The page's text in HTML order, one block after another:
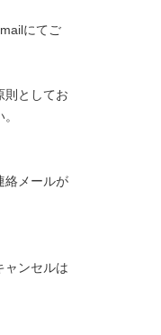
にてご
則としてお
絡メールが
ンセルは